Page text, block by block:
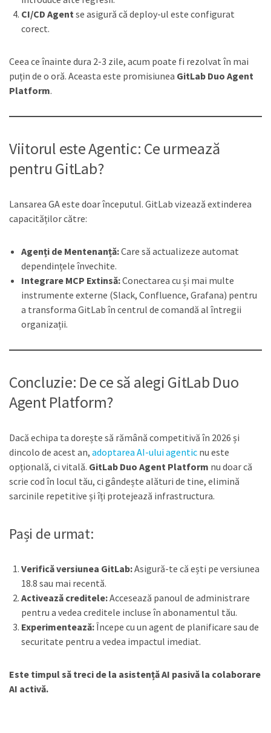
CI/CD Agentse asigură că deploy-ul este configurat
corect.
Ceea ce înainte dura 2-3 zile, acum poate fi rezolvat în mai
puțin de o oră. Aceasta este promisiunea GitLab Duo Agent
Platform.
Viitorul este Agentic: Ce urmează
pentru GitLab?
Lansarea GA este doar începutul. GitLab vizează extinderea
capacităților către:
Agenți de Mentenanță:Care să actualizeze automat
dependințele învechite.
Integrare MCP Extinsă:Conectarea cu și mai multe
instrumente externe (Slack, Confluence, Grafana) pentru
a transforma GitLab în centrul de comandă al întregii
organizații.
Concluzie: De ce să alegi GitLab Duo
Agent Platform?
Dacă echipa ta dorește să rămână competitivă în 2026 și
dincolo de acest an, adoptarea AI-ului agentic nu este
opțională, ci vitală. GitLab Duo Agent Platform nu doar că
scrie cod în locul tău, ci gândește alături de tine, elimină
sarcinile repetitive și îți protejează infrastructura.
Pași de urmat:
Verifică versiunea GitLab:Asigură-te că ești pe versiunea
18.8 sau mai recentă.
Activează creditele:Accesează panoul de administrare
pentru a vedea creditele incluse în abonamentul tău.
Experimentează:Începe cu un agent de planificare sau de
securitate pentru a vedea impactul imediat.
Este timpul să treci de la asistență AI pasivă la colaborare
AI activă.